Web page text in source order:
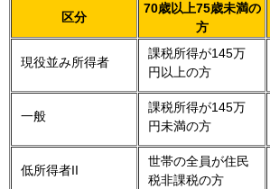
区分
70歳以上75歳未満の
方
現役並み所得者
課税所得が145万
円以上の方
一般
課税所得が145万
円未満の方
低所得者II
世帯の全員が住民
税非課税の方